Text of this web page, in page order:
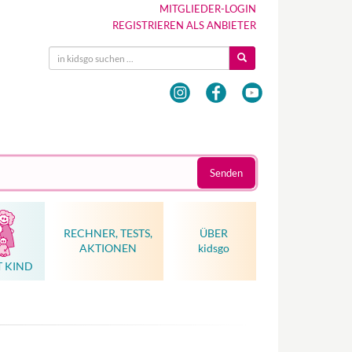
MITGLIEDER-LOGIN
REGISTRIEREN ALS ANBIETER
Senden
KIND
RECHNER, TESTS,
AKTIONEN
ÜBER
kidsgo